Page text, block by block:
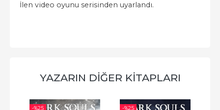
İlen video oyunu serisinden uyarlandı.
YAZARIN DIĞER KITAPLARI
-%25 -%25